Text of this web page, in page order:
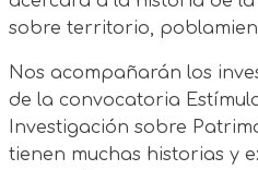
sobre territorio,
Nos acompañarán los
de la convocatoria
Investigación sobre
tienen muchas historias y